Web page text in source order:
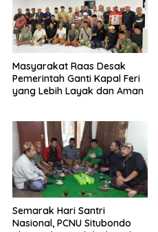
Masyarakat Raas Desak
Pemerintah Ganti Kapal Feri
yang Lebih Layak dan Aman
Semarak Hari Santri
Nasional, PCNU Situbondo